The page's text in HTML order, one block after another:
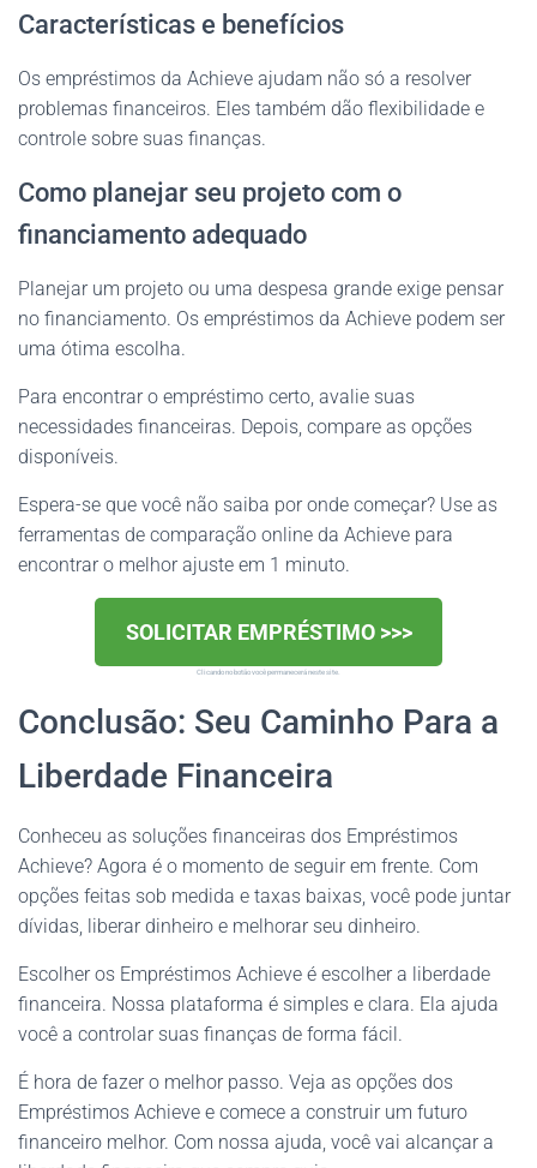
Características e benefícios
Os empréstimos da Achieve ajudam não só a resolver
problemas financeiros. Eles também dão flexibilidade e
controle sobre suas finanças.
Como planejar seu projeto com o
financiamento adequado
Planejar um projeto ou uma despesa grande exige pensar
no financiamento. Os empréstimos da Achieve podem ser
uma ótima escolha.
Para encontrar o empréstimo certo, avalie suas
necessidades financeiras. Depois, compare as opções
disponíveis.
Espera-se que você não saiba por onde começar? Use as
ferramentas de comparação online da Achieve para
encontrar o melhor ajuste em 1 minuto.
SOLICITAR EMPRÉSTIMO >>>
Clicando no botão você permanecerá neste site.
Conclusão: Seu Caminho Para a
Liberdade Financeira
Conheceu as soluções financeiras dos Empréstimos
Achieve? Agora é o momento de seguir em frente. Com
opções feitas sob medida e taxas baixas, você pode juntar
dívidas, liberar dinheiro e melhorar seu dinheiro.
Escolher os Empréstimos Achieve é escolher a liberdade
financeira. Nossa plataforma é simples e clara. Ela ajuda
você a controlar suas finanças de forma fácil.
É hora de fazer o melhor passo. Veja as opções dos
Empréstimos Achieve e comece a construir um futuro
financeiro melhor. Com nossa ajuda, você vai alcançar a